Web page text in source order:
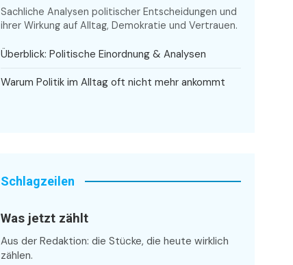
Sachliche Analysen politischer Entscheidungen und
ihrer Wirkung auf Alltag, Demokratie und Vertrauen.
Überblick: Politische Einordnung & Analysen
Warum Politik im Alltag oft nicht mehr ankommt
Schlagzeilen
Was jetzt zählt
Aus der Redaktion: die Stücke, die heute wirklich
zählen.